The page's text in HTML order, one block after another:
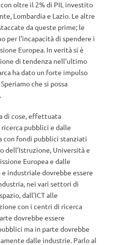
oltre il 2% di PIL investito
Lombardia e Lazio. Le altre
da queste prime; le
per l’incapacità di spendere i
Europea. In verità si è
di tendenza nell’ultimo
ha dato un forte impulso
che si possa
di cose, effettuata
pubblici e dalle
con fondi pubblici stanziati
dell’Istruzione, Università e
Europea e dalle
industriale dovrebbe essere
nei vari settori di
dall’ICT alle
con i centri di ricerca
dovrebbe essere
ma in parte dovrebbe
dalle industrie. Parlo al